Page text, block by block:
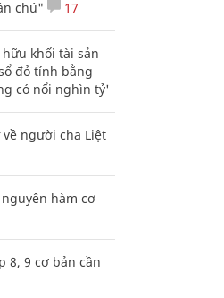
chú"
17
khối tài sản
đỏ tính bằng
có nổi nghìn tỷ'
về người cha Liệt
hàm cơ
8, 9 cơ bản cần